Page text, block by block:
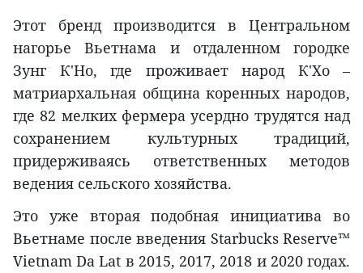
Этот бренд производится в Центральном
нагорье Вьетнама и отдаленном городке
Зунг К'Но, где проживает народ К'Хо –
матриархальная община коренных народов,
где 82 мелких фермера усердно трудятся над
сохранением культурных традиций,
придерживаясь ответственных методов
ведения сельского хозяйства.
Это уже вторая подобная инициатива во
Вьетнаме после введения Starbucks Reserve™
Vietnam Da Lat в 2015, 2017, 2018 и 2020 годах.